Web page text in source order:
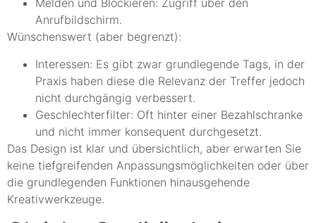
Melden und Blockieren: Zugriff über den
Anrufbildschirm.
Wünschenswert (aber begrenzt):
Interessen: Es gibt zwar grundlegende Tags, in der
Praxis haben diese die Relevanz der Treffer jedoch
nicht durchgängig verbessert.
Geschlechterfilter: Oft hinter einer Bezahlschranke
und nicht immer konsequent durchgesetzt.
Das Design ist klar und übersichtlich, aber erwarten Sie
keine tiefgreifenden Anpassungsmöglichkeiten oder über
die grundlegenden Funktionen hinausgehende
Kreativwerkzeuge.